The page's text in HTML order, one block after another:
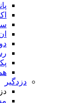
دزدگیر